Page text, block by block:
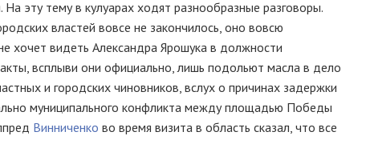
эту тему в кулуарах ходят разнообразные разговоры.
властей вовсе не закончилось, оно вовсю
хочет видеть Александра Ярошука в должности
всплыви они официально, лишь подольют масла в дело
и городских чиновников, вслух о причинах задержки
муниципального конфликта между площадью Победы
Винниченко во время визита в область сказал, что все